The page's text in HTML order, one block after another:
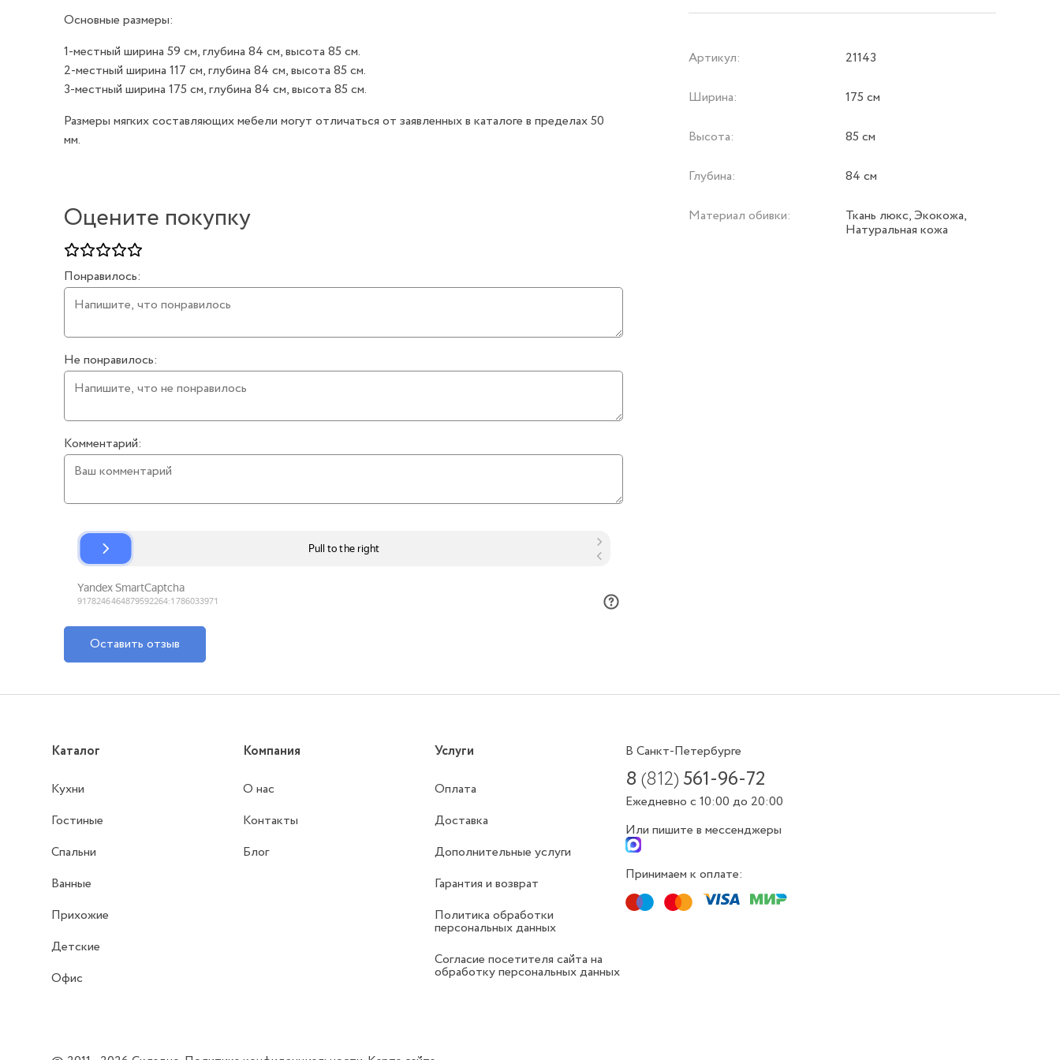
Основные размеры:
1-местный ширина 59 см, глубина 84 см, высота 85 см.
2-местный ширина 117 см, глубина 84 см, высота 85 см.
3-местный ширина 175 см, глубина 84 см, высота 85 см.
Размеры мягких составляющих мебели могут отличаться от заявленных в каталоге в пределах 50
мм.
Оцените покупку
Понравилось:
Не понравилось:
Комментарий:
Оставить отзыв
Артикул: 21143
Ширина: 175 см
Высота: 85 см
Глубина: 84 см
Материал обивки: Ткань люкс, Экокожа,
Натуральная кожа
Каталог
Кухни
Гостиные
Спальни
Ванные
Прихожие
Детские
Офис
Компания
О нас
Контакты
Блог
Услуги
Оплата
Доставка
Дополнительные услуги
Гарантия и возврат
Политика обработки
персональных данных
Согласие посетителя сайта на
обработку персональных данных
В Санкт-Петербурге
8(812) 561-96-72
Ежедневно с 10:00 до 20:00
Или пишите в мессенджеры
Принимаем к оплате: